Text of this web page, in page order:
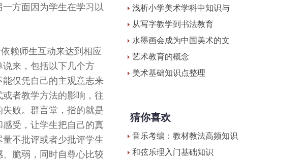
方面因为学生在学习以
赖师生互动来达到相应
来，包括以下几个方
仅凭自己的主观意志来
者教学方法的影响，往
败。群言堂，指的就是
受，让学生把自己的真
不批评或者少批评学生
脆弱，同时自尊心比较
浅析小学美术学科中知识与
从写字教学到书法教育
水墨画会成为中国美术的文
艺术教育的概念
美术基础知识点整理
猜你喜欢
音乐考编：教材教法高频知识
和弦乐理入门基础知识